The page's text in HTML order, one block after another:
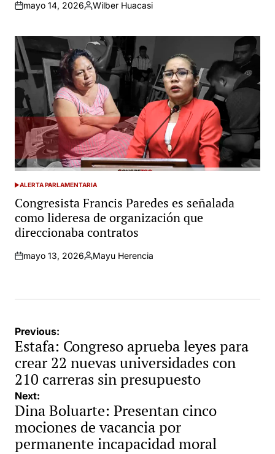
mayo 14, 2026
Posted
Wilber Huacasi
POSTED
IN
ALERTA PARLAMENTARIA
Congresista Francis Paredes es señalada
como lideresa de organización que
direccionaba contratos
mayo 13, 2026
Posted
Mayu Herencia
Navegación
de
entradas
Previous:
Estafa: Congreso aprueba leyes para
crear 22 nuevas universidades con
210 carreras sin presupuesto
Next:
Dina Boluarte: Presentan cinco
mociones de vacancia por
permanente incapacidad moral